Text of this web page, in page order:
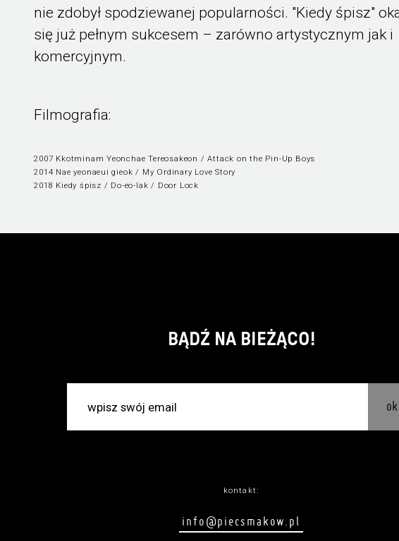
nie zdobył spodziewanej popularności. "Kiedy śpisz"
się już pełnym sukcesem – zarówno artystycznym jak i
komercyjnym.
Filmografia:
2007 Kkotminam Yeonchae Tereosakeon / Attack on the Pin-Up Boys
2014 Nae yeonaeui gieok / My Ordinary Love Story
2018 Kiedy śpisz / Do-eo-lak / Door Lock
BĄDŹ NA BIEŻĄCO!
ok
kontakt:
info@piecsmakow.pl